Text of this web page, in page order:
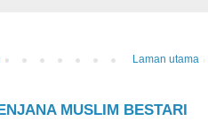
Laman utama
MUSLIM BESTARI